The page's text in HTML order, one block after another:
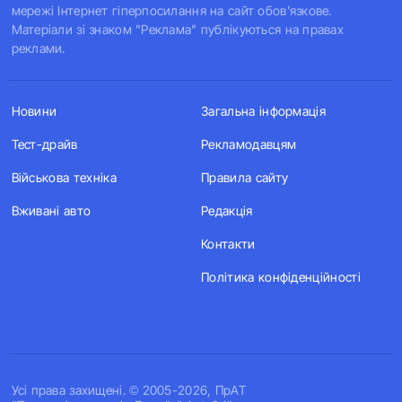
мережі Інтернет гіперпосилання на сайт обов'язкове.
Матеріали зі знаком "Реклама" публікуються на правах
реклами.
Усi права захищенi. © 2005-2026, ПрАТ
Новини
Тест-драйв
Військова техніка
Вживані авто
Загальна інформація
Рекламодавцям
Правила сайту
Редакція
Контакти
Політика конфіденційності